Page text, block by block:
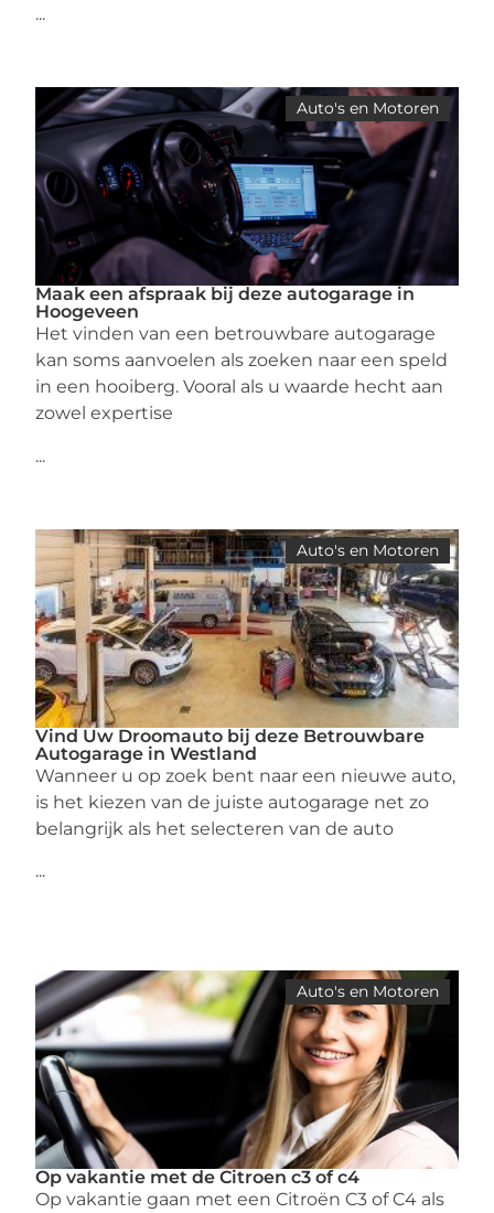
...
Auto's en Motoren
Maak een afspraak bij deze autogarage in
Hoogeveen
Het vinden van een betrouwbare autogarage
kan soms aanvoelen als zoeken naar een speld
in een hooiberg. Vooral als u waarde hecht aan
zowel expertise
...
Auto's en Motoren
Vind Uw Droomauto bij deze Betrouwbare
Autogarage in Westland
Wanneer u op zoek bent naar een nieuwe auto,
is het kiezen van de juiste autogarage net zo
belangrijk als het selecteren van de auto
...
Auto's en Motoren
Op vakantie met de Citroen c3 of c4
Op vakantie gaan met een Citroën C3 of C4 als